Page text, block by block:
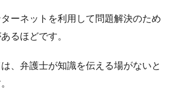
ーネットを利用して問題解決のため
るほどです。
、弁護士が知識を伝える場がないと